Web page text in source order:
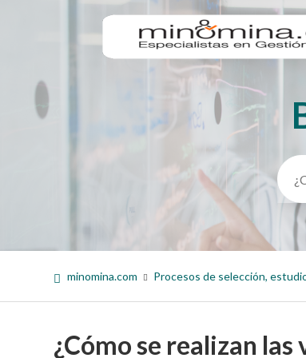
minomina.com Procesos de selección,
¿Cómo se realizan